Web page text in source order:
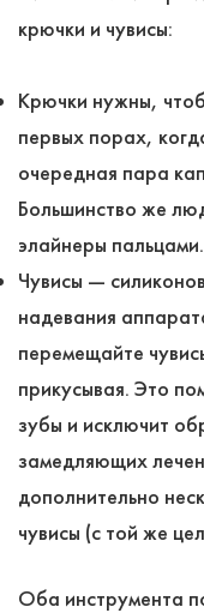
крючки и чувисы:
Крючки нужны,
первых порах,
очередная пара
Большинство же
элайнеры
Чувисы ―
надевания
перемещайте
прикусывая. Это
зубы и исключит
замедляющих
дополнительно
чувисы (с той же
Оба инструмента